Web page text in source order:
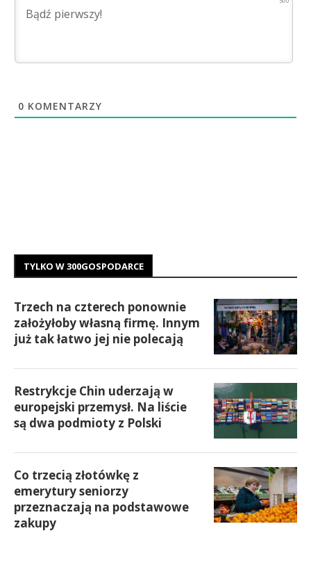
0 KOMENTARZY
TYLKO W 300GOSPODARCE
Trzech na czterech ponownie
założyłoby własną firmę. Innym
już tak łatwo jej nie polecają
Restrykcje Chin uderzają w
europejski przemysł. Na liście
są dwa podmioty z Polski
Co trzecią złotówkę z
emerytury seniorzy
przeznaczają na podstawowe
zakupy